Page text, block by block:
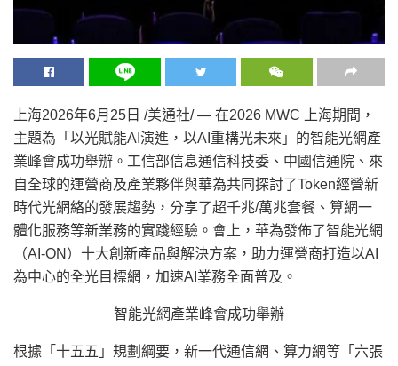
上海2026年6月25日 /美通社/ — 在2026 MWC 上海期間，
主題為「以光賦能AI演進，以AI重構光未來」的智能光網產
業峰會成功舉辦。工信部信息通信科技委、中國信通院、來
自全球的運營商及產業夥伴與華為共同探討了Token經營新
時代光網絡的發展趨勢，分享了超千兆/萬兆套餐、算網一
體化服務等新業務的實踐經驗。會上，華為發佈了智能光網
（AI-ON）十大創新產品與解決方案，助力運營商打造以AI
為中心的全光目標網，加速AI業務全面普及。
智能光網產業峰會成功舉辦
根據「十五五」規劃綱要，新一代通信網、算力網等「六張